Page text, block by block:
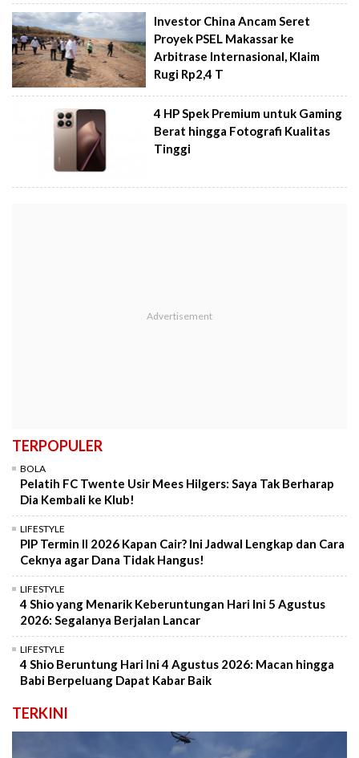
Investor China Ancam Seret
Proyek PSEL Makassar ke
Arbitrase Internasional, Klaim
Rugi Rp2,4 T
4 HP Spek Premium untuk Gaming
Berat hingga Fotografi Kualitas
Tinggi
TERPOPULER
BOLA
Pelatih FC Twente Usir Mees Hilgers: Saya Tak Berharap
Dia Kembali ke Klub!
LIFESTYLE
PIP Termin II 2026 Kapan Cair? Ini Jadwal Lengkap dan Cara
Ceknya agar Dana Tidak Hangus!
LIFESTYLE
4 Shio yang Menarik Keberuntungan Hari Ini 5 Agustus
2026: Segalanya Berjalan Lancar
LIFESTYLE
4 Shio Beruntung Hari Ini 4 Agustus 2026: Macan hingga
Babi Berpeluang Dapat Kabar Baik
TERKINI